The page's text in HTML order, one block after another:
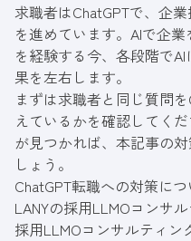
求職者はChatGPTで、企
を進めています。AIで企
を経験する今、各段階で
果を左右します。
まずは求職者と同じ質問
えているかを確認してく
が見つかれば、本記事の
しょう。
ChatGPT転職への対策に
LANYの採用LLMOコンサ
採用LLMOコンサルティン